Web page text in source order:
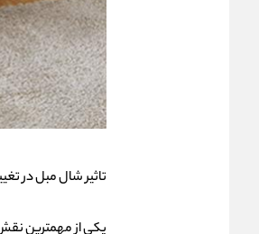
تاثیر شال مبل در